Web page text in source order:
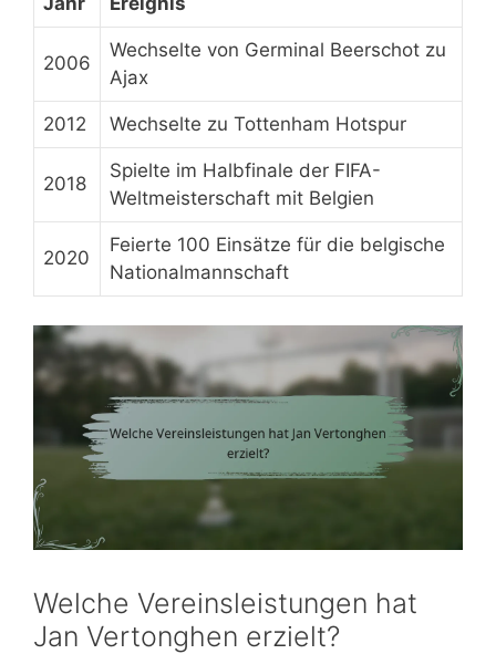
2006
Wechselte von Germinal Beerschot zu
Ajax
2012 Wechselte zu Tottenham Hotspur
2018
Spielte im Halbfinale der FIFA-
Weltmeisterschaft mit Belgien
2020
Feierte 100 Einsätze für die belgische
Nationalmannschaft
Welche Vereinsleistungen hat
Jan Vertonghen erzielt?